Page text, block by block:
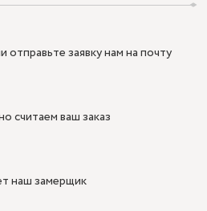
отправьте заявку нам на почту
считаем ваш заказ
наш замерщик